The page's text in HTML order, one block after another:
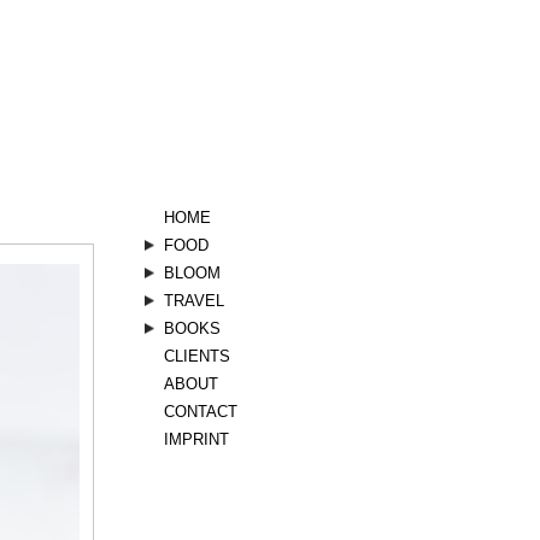
HOME
FOOD
stills
sommer
vegetarisch
kräuter
BLOOM
bloom
TRAVEL
landscape
BOOKS
aserbaidschan
linsen
landküche
nimm5
verdi
italien
CLIENTS
ABOUT
CONTACT
IMPRINT